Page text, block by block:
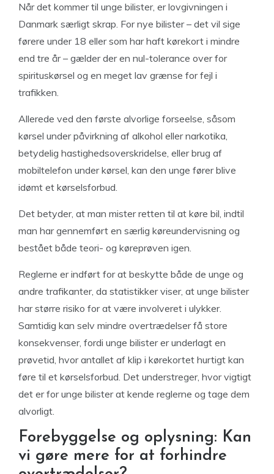
Når det kommer til unge bilister, er lovgivningen i
Danmark særligt skrap. For nye bilister – det vil sige
førere under 18 eller som har haft kørekort i mindre
end tre år – gælder der en nul-tolerance over for
spirituskørsel og en meget lav grænse for fejl i
trafikken.
Allerede ved den første alvorlige forseelse, såsom
kørsel under påvirkning af alkohol eller narkotika,
betydelig hastighedsoverskridelse, eller brug af
mobiltelefon under kørsel, kan den unge fører blive
idømt et kørselsforbud.
Det betyder, at man mister retten til at køre bil, indtil
man har gennemført en særlig køreundervisning og
bestået både teori- og køreprøven igen.
Reglerne er indført for at beskytte både de unge og
andre trafikanter, da statistikker viser, at unge bilister
har større risiko for at være involveret i ulykker.
Samtidig kan selv mindre overtrædelser få store
konsekvenser, fordi unge bilister er underlagt en
prøvetid, hvor antallet af klip i kørekortet hurtigt kan
føre til et kørselsforbud. Det understreger, hvor vigtigt
det er for unge bilister at kende reglerne og tage dem
alvorligt.
Forebyggelse og oplysning: Kan
vi gøre mere for at forhindre